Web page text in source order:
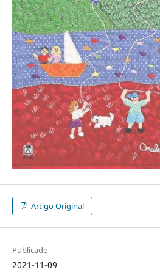
Artigo Original
Publicado
2021-11-09